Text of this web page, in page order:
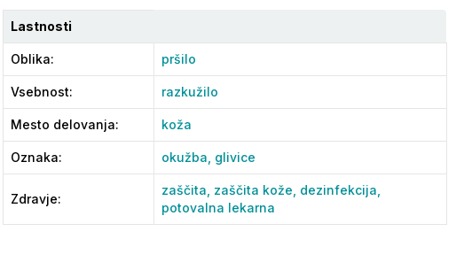
Lastnosti
Oblika: pršilo
Vsebnost: razkužilo
Mesto delovanja: koža
Oznaka: okužba, glivice
Zdravje:
zaščita, zaščita kože, dezinfekcija,
potovalna lekarna